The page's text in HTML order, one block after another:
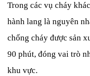
Trong các vụ cháy
hành lang là nguyên
chống cháy được sản
90 phút, đóng vai trò
khu vực.